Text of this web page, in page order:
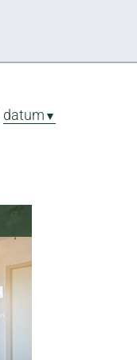
datum ▼